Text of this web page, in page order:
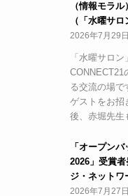
（情報モラ
（「水曜サ
2026年7月29
「水曜サロ
CONNECT21
る交流の場で
ゲストをお招
後、赤堀先生
「オープン
2026」受賞
ジ・ネットワ
2026年7月27